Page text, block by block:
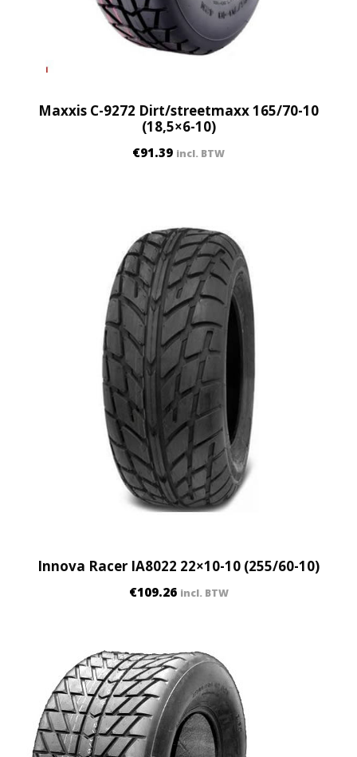
Maxxis C-9272 Dirt/streetmaxx 165/70-10
(18,5×6-10)
€91.39 incl. BTW
Innova Racer IA8022 22×10-10 (255/60-10)
€109.26 incl. BTW